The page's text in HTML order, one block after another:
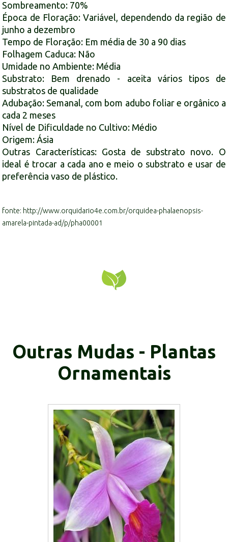
Sombreamento: 70%
Época de Floração: Variável, dependendo da região de
junho a dezembro
Tempo de Floração: Em média de 30 a 90 dias
Folhagem Caduca: Não
Umidade no Ambiente: Média
Substrato: Bem drenado - aceita vários tipos de
substratos de qualidade
Adubação: Semanal, com bom adubo foliar e orgânico a
cada 2 meses
Nível de Dificuldade no Cultivo: Médio
Origem: Ásia
Outras Características: Gosta de substrato novo. O
ideal é trocar a cada ano e meio o substrato e usar de
preferência vaso de plástico.
fonte: http://www.orquidario4e.com.br/orquidea-phalaenopsis-
amarela-pintada-ad/p/pha00001
Outras Mudas - Plantas
Ornamentais